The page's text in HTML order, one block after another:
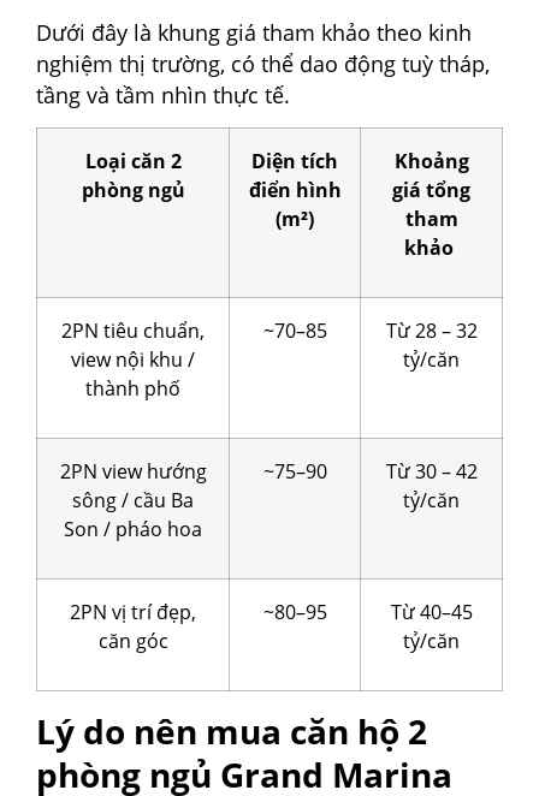
Dưới đây là khung giá tham khảo theo kinh
nghiệm thị trường, có thể dao động tuỳ tháp,
tầng và tầm nhìn thực tế.
Loại căn 2
phòng ngủ
Diện tích
điển hình
(m²)
Khoảng
giá tổng
tham
khảo
2PN tiêu chuẩn,
view nội khu /
thành phố
~70–85
Từ 28 – 32
tỷ/căn
2PN view hướng
sông / cầu Ba
Son / pháo hoa
~75–90
Từ 30 – 42
tỷ/căn
2PN vị trí đẹp,
căn góc
~80–95
Từ 40–45
tỷ/căn
Lý do nên mua căn hộ 2
phòng ngủ Grand Marina